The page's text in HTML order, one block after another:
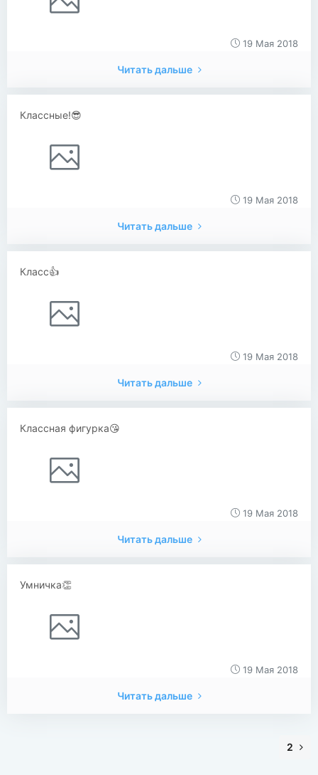
19 Мая 2018
Читать дальше
Классные!😎
19 Мая 2018
Читать дальше
Класс👍
19 Мая 2018
Читать дальше
Классная фигурка😘
19 Мая 2018
Читать дальше
Умничка👏
19 Мая 2018
Читать дальше
2